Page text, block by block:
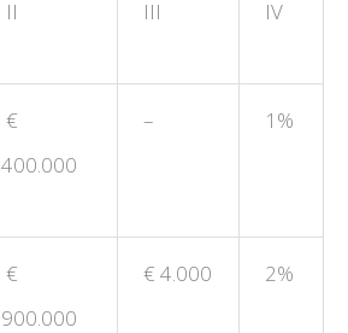
II III IV
€
400.000
– 1%
€
900.000
€ 4.000 2%